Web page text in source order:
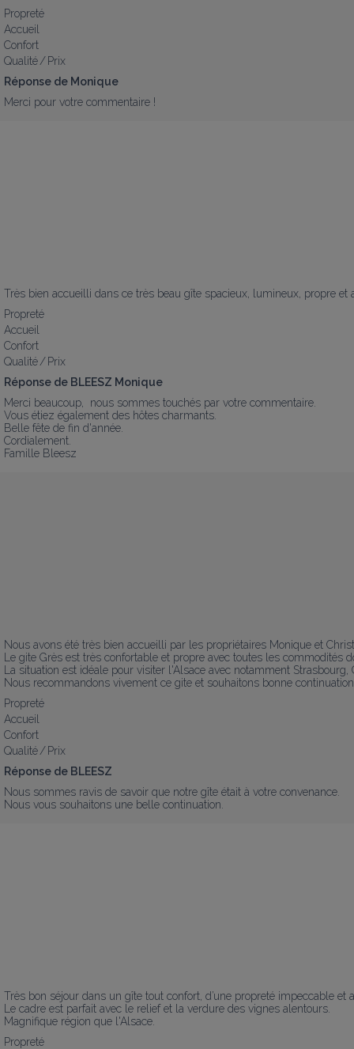
Propreté
Accueil
Confort
Qualité / Prix
Réponse de Monique
Merci pour votre commentaire !
Très bien accueilli dans ce très beau gîte spacieux, lumineux, propre
Propreté
Accueil
Confort
Qualité / Prix
Réponse de BLEESZ Monique
Merci beaucoup,  nous sommes touchés par votre commentaire.
Vous étiez également des hôtes charmants.
Belle fête de fin d'année.
Cordialement.
Famille Bleesz
Nous avons été très bien accueilli par les propriétaires Monique et
Le gite Grès est très confortable et propre avec toutes les commodités
La situation est idéale pour visiter l'Alsace avec notamment
Nous recommandons vivement ce gite et souhaitons bonne
Propreté
Accueil
Confort
Qualité / Prix
Réponse de BLEESZ
Nous sommes ravis de savoir que notre gîte était à votre convenance.
Nous vous souhaitons une belle continuation.
Très bon séjour dans un gîte tout confort, d’une propreté impeccable et
Le cadre est parfait avec le relief et la verdure des vignes alentours.
Magnifique région que l'Alsace.
Propreté